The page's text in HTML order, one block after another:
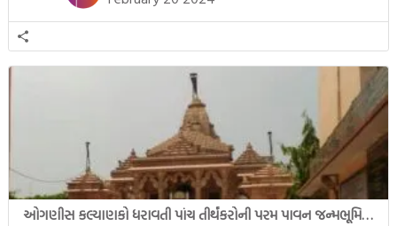
ઓગણીસ કલ્યાણકો ધરાવતી પાંચ તીર્થંકરોની પરમ પાવન જન્મભૂમિ – અયોધ્યા (Ayodhya)